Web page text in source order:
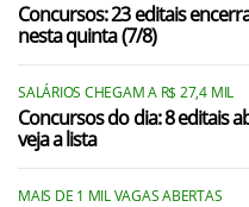
Concursos: 23 editais
nesta quinta (7/8)
SALÁRIOS CHEGAM A R$ 27,4 MIL
Concursos do dia: 8 editais
veja a lista
MAIS DE 1 MIL VAGAS ABERTAS